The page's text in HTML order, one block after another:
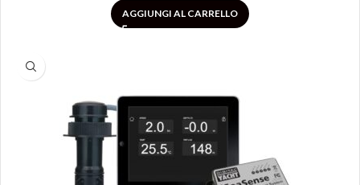
AGGIUNGI AL CARRELLO